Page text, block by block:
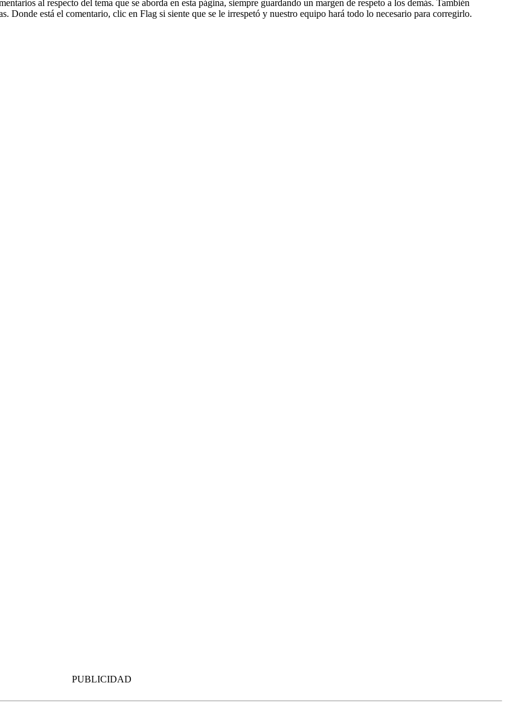
al respecto del tema que se aborda en esta página, siempre guardando un margen de respeto a los demás. También
Donde está el comentario, clic en Flag si siente que se le irrespetó y nuestro equipo hará todo lo necesario para corregirlo.
PUBLICIDAD